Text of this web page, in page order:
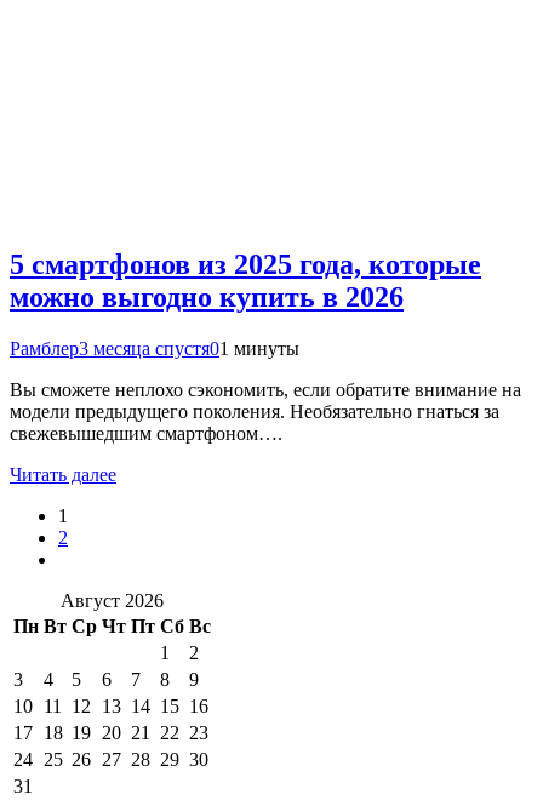
5 смартфонов из 2025 года, которые
можно выгодно купить в 2026
Рамблер3 месяца спустя01 минуты
Вы сможете неплохо сэкономить, если обратите внимание на
модели предыдущего поколения. Необязательно гнаться за
свежевышедшим смартфоном….
Читать далее
1
2
Август 2026
Пн Вт Ср Чт Пт Сб Вс
1
2
3
4 5 6 7 8
9
10 11 12 13 14 15 16
17 18 19 20 21 22 23
24 25 26 27 28 29 30
31